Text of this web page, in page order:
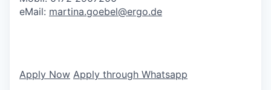
eMail: martina.goebel@ergo.de
Apply Now Apply through Whatsapp